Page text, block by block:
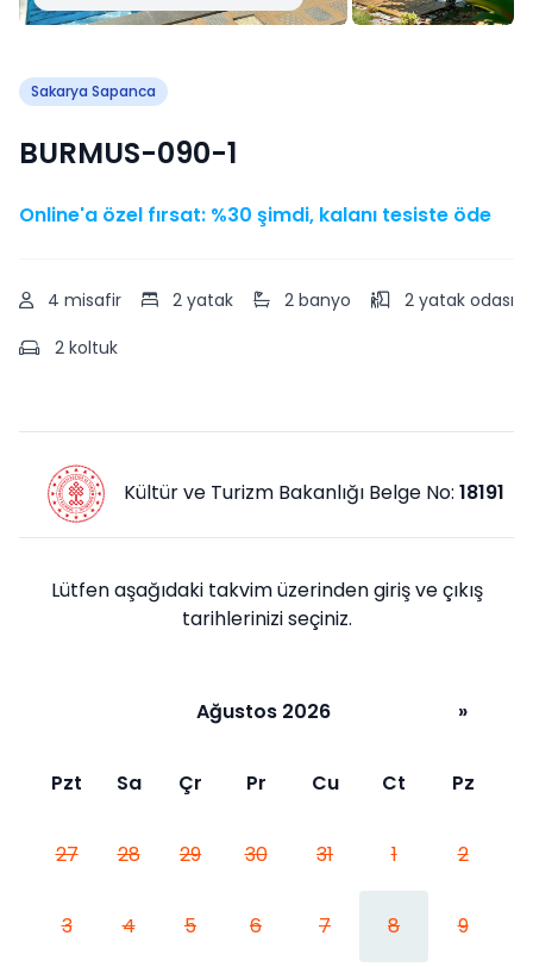
Sakarya Sapanca
BURMUS-090-1
Online'a özel fırsat: %30 şimdi, kalanı tesiste öde
4 misafir 2 yatak 2 banyo
2 yatak odası
2 koltuk
Kültür ve Turizm Bakanlığı Belge No: 18191
Lütfen aşağıdaki takvim üzerinden giriş ve çıkış
tarihlerinizi seçiniz.
Ağustos 2026 »
Pzt Sa Çr Pr Cu Ct Pz
27 28 29 30 31 1 2
3 4 5 6 7 8 9